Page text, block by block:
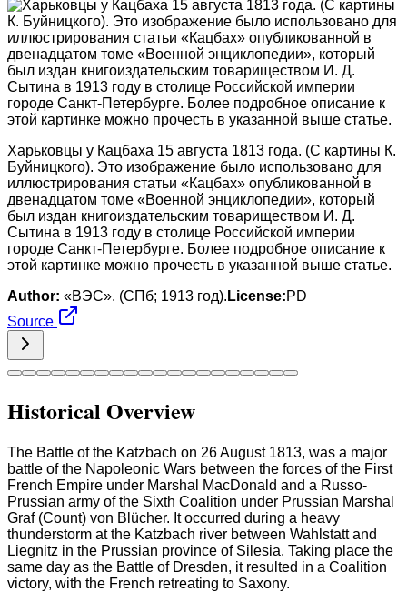
Харьковцы у Кацбаха 15 августа 1813 года. (С картины К.
Буйницкого). Это изображение было использовано для
иллюстрирования статьи «Кацбах» опубликованной в
двенадцатом томе «Военной энциклопедии», который
был издан книгоиздательским товариществом И. Д.
Сытина в 1913 году в столице Российской империи
городе Санкт-Петербурге. Более подробное описание к
этой картинке можно прочесть в указанной выше статье.
Author: «ВЭС». (СПб; 1913 год). License:PD
Source
Historical Overview
The Battle of the Katzbach on 26 August 1813, was a major
battle of the Napoleonic Wars between the forces of the First
French Empire under Marshal MacDonald and a Russo-
Prussian army of the Sixth Coalition under Prussian Marshal
Graf (Count) von Blücher. It occurred during a heavy
thunderstorm at the Katzbach river between Wahlstatt and
Liegnitz in the Prussian province of Silesia. Taking place the
same day as the Battle of Dresden, it resulted in a Coalition
victory, with the French retreating to Saxony.